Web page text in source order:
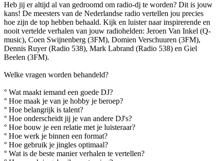
Heb jij er altijd al van gedroomd om radio-dj te worden? Dit is jouw
kans! De meesters van de Nederlandse radio vertellen jou precies
hoe zijn de top hebben behaald. Kijk en luister naar inspirerende en
nooit vertelde verhalen van jouw radiohelden: Jeroen Van Inkel (Q-
music), Coen Swijnenberg (3FM), Domien Verschuuren (3FM),
Dennis Ruyer (Radio 538), Mark Labrand (Radio 538) en Giel
Beelen (3FM).
Welke vragen worden behandeld?
° Wat maakt iemand een goede DJ?
° Hoe maak je van je hobby je beroep?
° Hoe belangrijk is talent?
° Hoe onderscheidt jij je van andere DJ's?
° Hoe bouw je een relatie met je luisteraar?
° Hoe werk je binnen een format?
° Hoe gebruik je jingles optimaal?
° Wat is de beste manier verhalen te vertellen?